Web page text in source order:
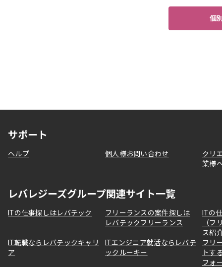
個
サポート
ヘルプ 個人様お問い合わせ
クリ
業様
レバレジーズグループ関連サイト一覧
ITの仕事探しはレバテック
フリーランスの案件探しは
レバテックフリーランス
ITの
（フ
ス紹
IT転職ならレバテックキャリ
ア
ITエンジニア就活ならレバテ
ックルーキー
フリ
トす
フォ